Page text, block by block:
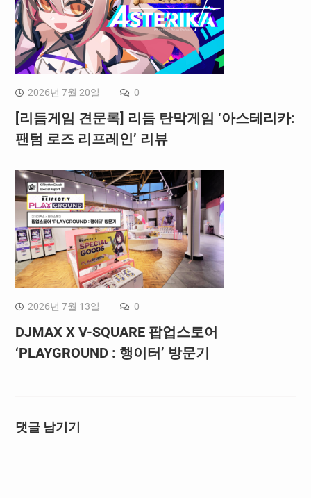
2026년 7월 20일 0
[리듬게임 견문록] 리듬 탄막게임 ‘아스테리카:
팬텀 로즈 리프레인’ 리뷰
2026년 7월 13일 0
DJMAX X V-SQUARE 팝업스토어
‘PLAYGROUND : 행이터’ 방문기
댓글 남기기